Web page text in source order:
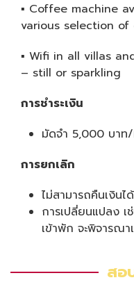
▪ Coffee machine
various selection
▪ Wifi in all villas
– still or sparkling
การชำระเงิน
มัดจำ 5,000 บาท
การยกเลิก
ไม่สามารถคืนเงิน
การเปลี่ยนแปลง เ
เข้าพัก จะพิจารณ
สอ